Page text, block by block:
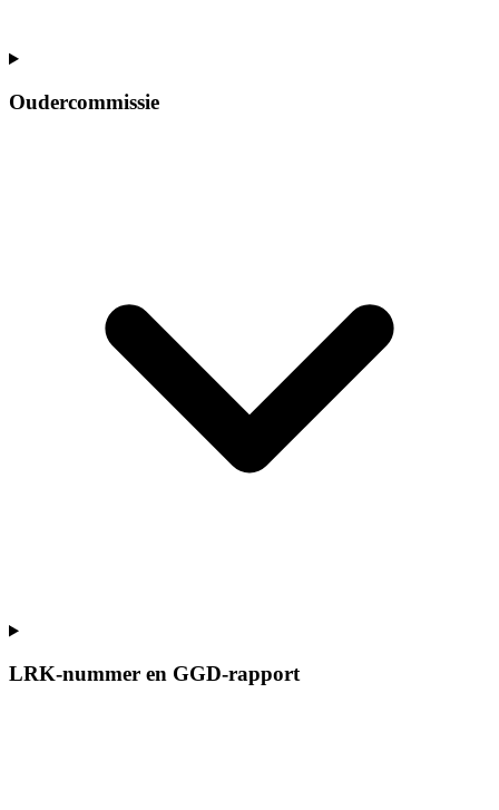
Oudercommissie
LRK-nummer en GGD-rapport